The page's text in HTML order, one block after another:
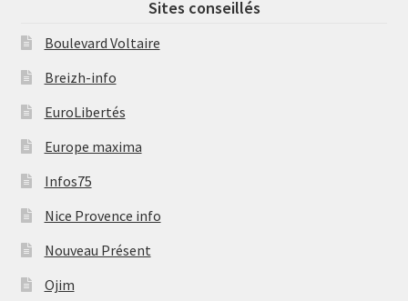
Sites conseillés
Boulevard Voltaire
Breizh-info
EuroLibertés
Europe maxima
Infos75
Nice Provence info
Nouveau Présent
Ojim